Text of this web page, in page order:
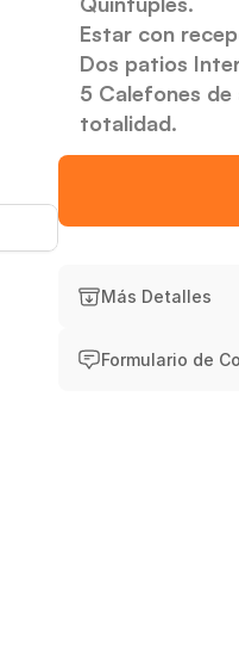
Estar con
Dos patios
5 Calefones
totalidad.
Más Detalles
Formulario de